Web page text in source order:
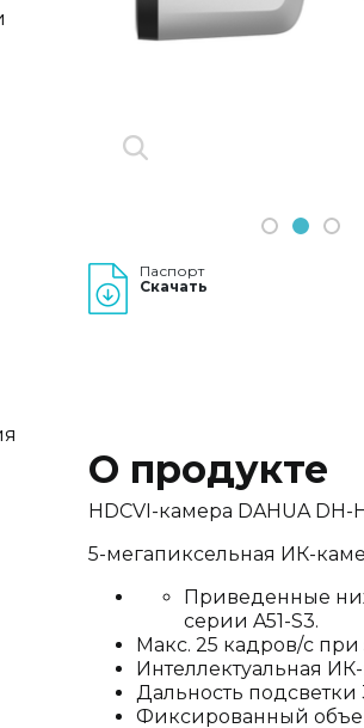
Previous
1 2 3
Паспорт
Скачать
О продукте
HDCVI-камера DAHUA DH-
5-мегапиксельная ИК-
Приведенные
серии A51-S3.
Макс. 25 кадров/с
Интеллектуальная
Дальность подсветки
Фиксированный